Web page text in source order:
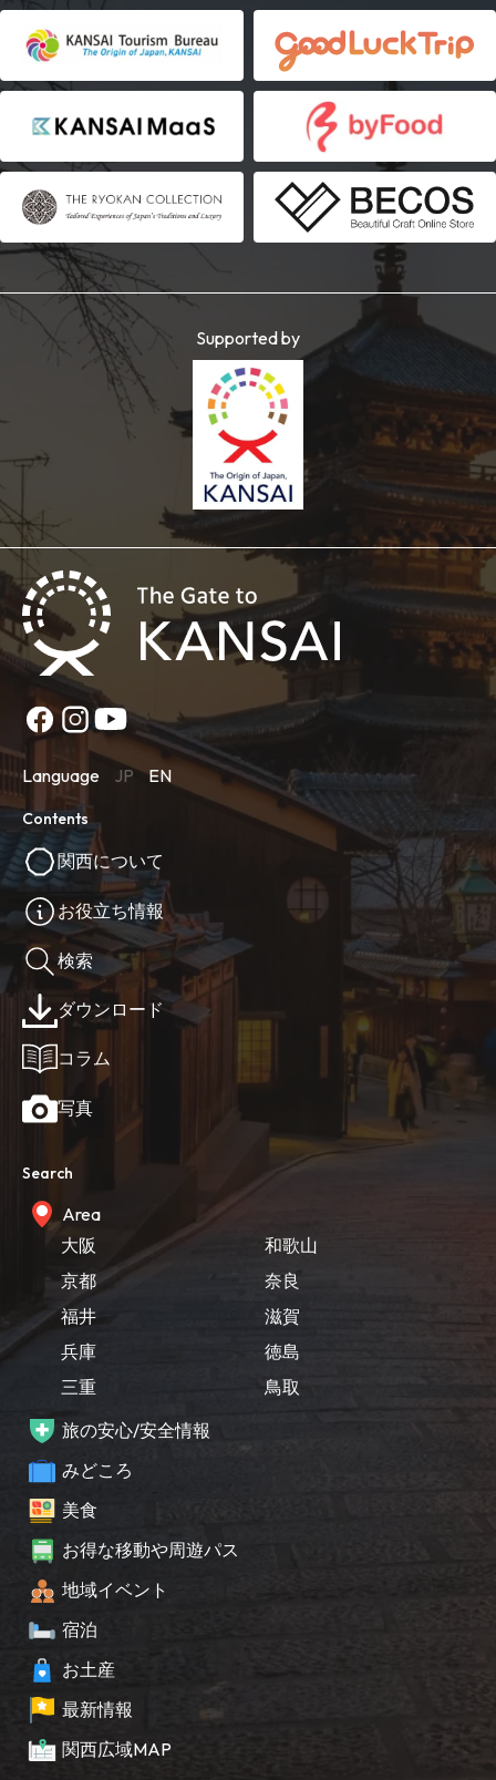
Supported by
Language JP EN
Contents
関西について
お役立ち情報
検索
ダウンロード
コラム
写真
Search
Area
大阪
京都
福井
兵庫
三重
和歌山
奈良
滋賀
徳島
鳥取
旅の安心/安全情報
みどころ
美食
お得な移動や周遊パス
地域イベント
宿泊
お土産
最新情報
関西広域MAP